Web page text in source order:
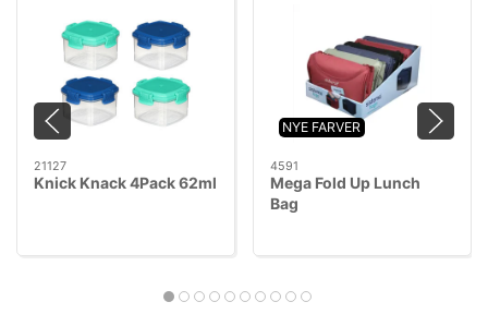
21127
Knick Knack 4Pack 62ml
NYE FARVER
4591
Mega Fold Up Lunch
Bag